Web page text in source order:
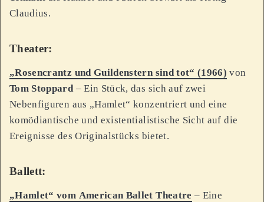
Claudius.
Theater:
„Rosencrantz und Guildenstern sind tot“ (1966) von
Tom Stoppard– Ein Stück, das sich auf zwei
Nebenfiguren aus „Hamlet“ konzentriert und eine
komödiantische und existentialistische Sicht auf die
Ereignisse des Originalstücks bietet.
Ballett:
„Hamlet“ vom American Ballet Theatre – Eine